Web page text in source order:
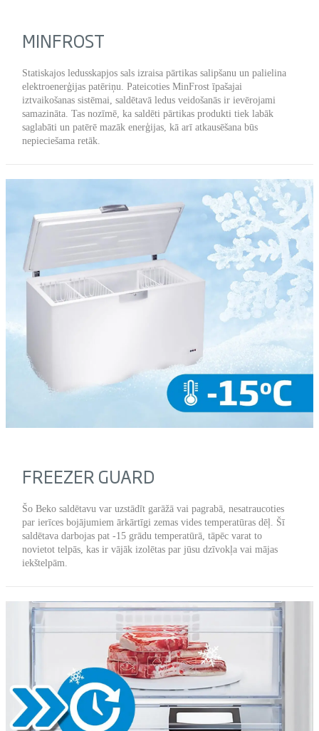
MINFROST
Statiskajos ledusskapjos sals izraisa pārtikas salipšanu un palielina
elektroenerģijas patēriņu. Pateicoties MinFrost īpašajai
iztvaikošanas sistēmai, saldētavā ledus veidošanās ir ievērojami
samazināta. Tas nozīmē, ka saldēti pārtikas produkti tiek labāk
saglabāti un patērē mazāk enerģijas, kā arī atkausēšana būs
nepieciešama retāk.
FREEZER GUARD
Šo Beko saldētavu var uzstādīt garāžā vai pagrabā, nesatraucoties
par ierīces bojājumiem ārkārtīgi zemas vides temperatūras dēļ. Šī
saldētava darbojas pat -15 grādu temperatūrā, tāpēc varat to
novietot telpās, kas ir vājāk izolētas par jūsu dzīvokļa vai mājas
iekštelpām.